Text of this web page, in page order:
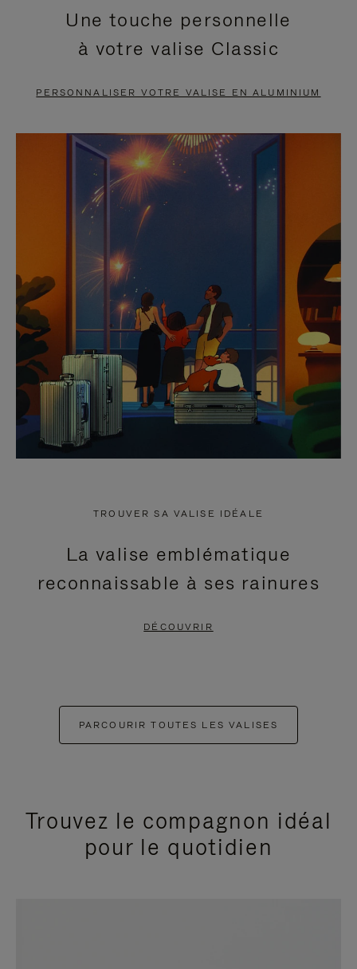
EN
PAUSE,
APPUYEZ
POUR
METTRE
PAUSE
VIDÉO
EST
DÉSACTIVÉ.
CLIQUER
POUR
RÉACTIVER
LE
SON
Une touche personnelle
à votre valise Classic
PERSONNALISER VOTRE VALISE EN ALUMINIUM
TROUVER SA VALISE IDÉALE
La valise emblématique
reconnaissable à ses rainures
DÉCOUVRIR
PARCOURIR TOUTES LES VALISES
Trouvez le compagnon idéal
pour le quotidien